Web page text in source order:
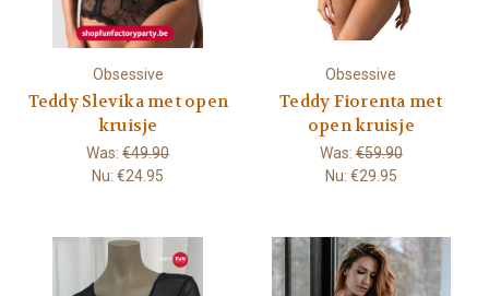
Obsessive
Teddy Slevika met open
kruisje
Was:€49.90
Nu:€24.95
Obsessive
Teddy Fiorenta met
open kruisje
Was:€59.90
Nu: €29.95